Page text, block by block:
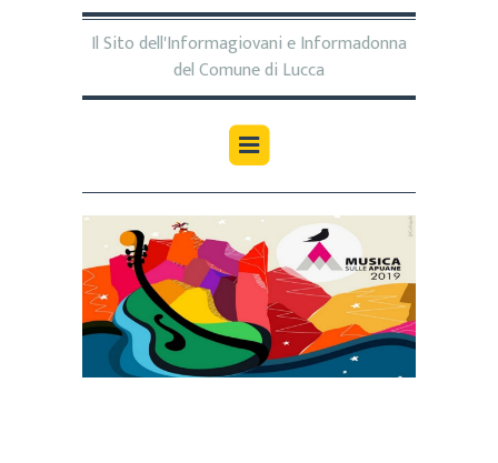
Il Sito dell'Informagiovani e Informadonna
del Comune di Lucca